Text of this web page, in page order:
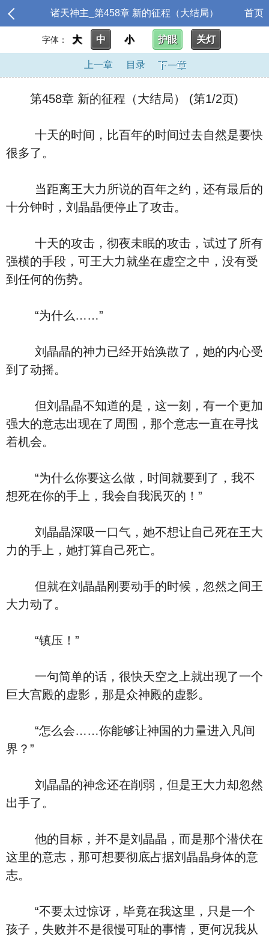
诸天神主_第458章 新的征程（大结局） 首页
字体： 大 中 小 护眼 关灯
上一章 目录 下一章
第458章 新的征程（大结局） (第1/2页)
十天的时间，比百年的时间过去自然是要快
很多了。
当距离王大力所说的百年之约，还有最后的
十分钟时，刘晶晶便停止了攻击。
十天的攻击，彻夜未眠的攻击，试过了所有
强横的手段，可王大力就坐在虚空之中，没有受
到任何的伤势。
“为什么……”
刘晶晶的神力已经开始涣散了，她的内心受
到了动摇。
但刘晶晶不知道的是，这一刻，有一个更加
强大的意志出现在了周围，那个意志一直在寻找
着机会。
“为什么你要这么做，时间就要到了，我不
想死在你的手上，我会自我泯灭的！”
刘晶晶深吸一口气，她不想让自己死在王大
力的手上，她打算自己死亡。
但就在刘晶晶刚要动手的时候，忽然之间王
大力动了。
“镇压！”
一句简单的话，很快天空之上就出现了一个
巨大宫殿的虚影，那是众神殿的虚影。
“怎么会……你能够让神国的力量进入凡间
界？”
刘晶晶的神念还在削弱，但是王大力却忽然
出手了。
他的目标，并不是刘晶晶，而是那个潜伏在
这里的意志，那可想要彻底占据刘晶晶身体的意
志。
“不要太过惊讶，毕竟在我这里，只是一个
孩子，失败并不是很慢可耻的事情，更何况我从